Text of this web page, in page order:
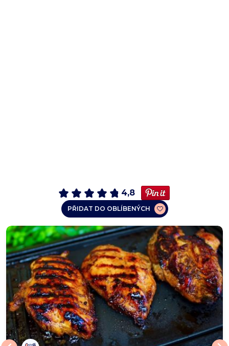
4,8
PŘIDAT DO OBLÍBENÝCH